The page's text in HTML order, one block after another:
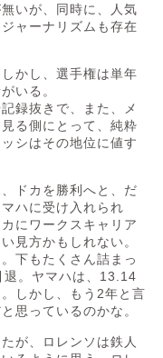
いが、同時に、人気
ャーナリズムも存在
かし、選手権は単年
いる。
録抜きで、また、メ
る側にとって、純粋
シはその地位に値す
ドカを勝利へと、だ
ハに受け入れられ
にワークスキャリア
見方かもしれない。
下もたくさん詰まっ
退。ヤマハは、13.14
しかし、もう2年と言
思っているのかな。
が、ロレンソは鉄人